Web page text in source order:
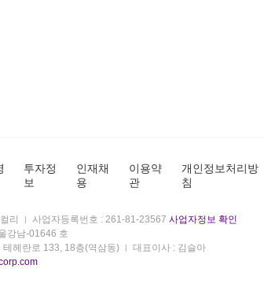
투자정
보
인재채
용
이용약
관
개인정보처리방
침
리 사업자등록번호 : 261-81-23567 사업자정보 확인
강남-01646 호
테헤란로 133, 18층(역삼동)
대표이사 : 김슬아